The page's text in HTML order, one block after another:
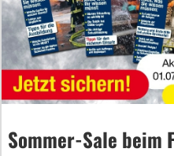
Sommer-Sale beim